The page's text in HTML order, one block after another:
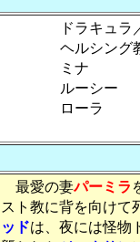
ドラキ
ヘルシ
ミナ
ルーシ
ローラ
最愛の妻パーミラ
スト教に背を向けて
ッドは、夜には怪物